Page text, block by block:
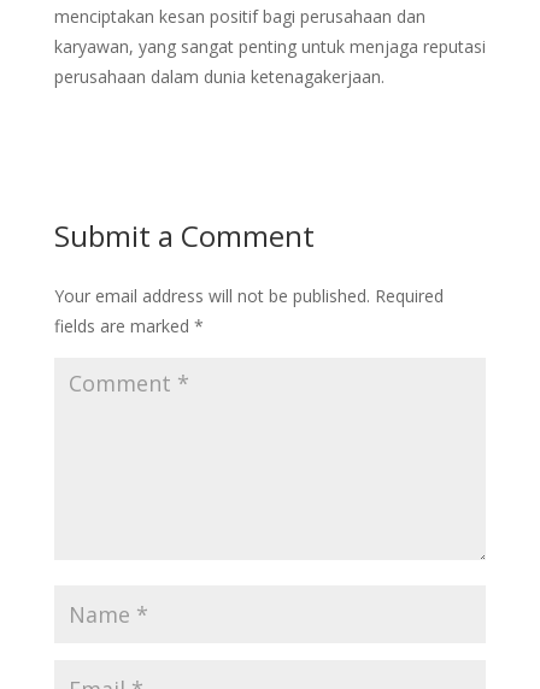
menciptakan kesan positif bagi perusahaan dan
karyawan, yang sangat penting untuk menjaga reputasi
perusahaan dalam dunia ketenagakerjaan.
Submit a Comment
Your email address will not be published. Required
fields are marked *